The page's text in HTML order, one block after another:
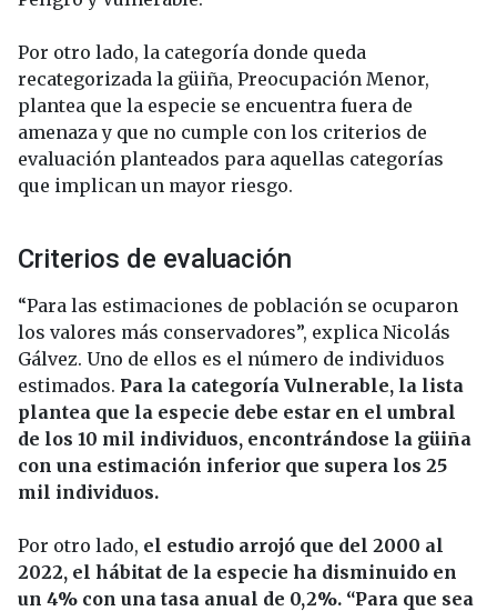
Por otro lado, la categoría donde queda
recategorizada la güiña, Preocupación Menor,
plantea que la especie se encuentra fuera de
amenaza y que no cumple con los criterios de
evaluación planteados para aquellas categorías
que implican un mayor riesgo.
Criterios de evaluación
“Para las estimaciones de población se ocuparon
los valores más conservadores”, explica Nicolás
Gálvez. Uno de ellos es el número de individuos
estimados. Para la categoría Vulnerable, la lista
plantea que la especie debe estar en el umbral
de los 10 mil individuos, encontrándose la güiña
con una estimación inferior que supera los 25
mil individuos.
Por otro lado, el estudio arrojó que del 2000 al
2022, el hábitat de la especie ha disminuido en
un 4% con una tasa anual de 0,2%. “Para que sea